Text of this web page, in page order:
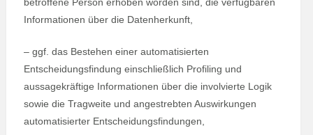
Informationen über die Datenherkunft,
– ggf. das Bestehen einer automatisierten
Entscheidungsfindung einschließlich Profiling und
aussagekräftige Informationen über die involvierte Logik
sowie die Tragweite und angestrebten Auswirkungen
automatisierter Entscheidungsfindungen,